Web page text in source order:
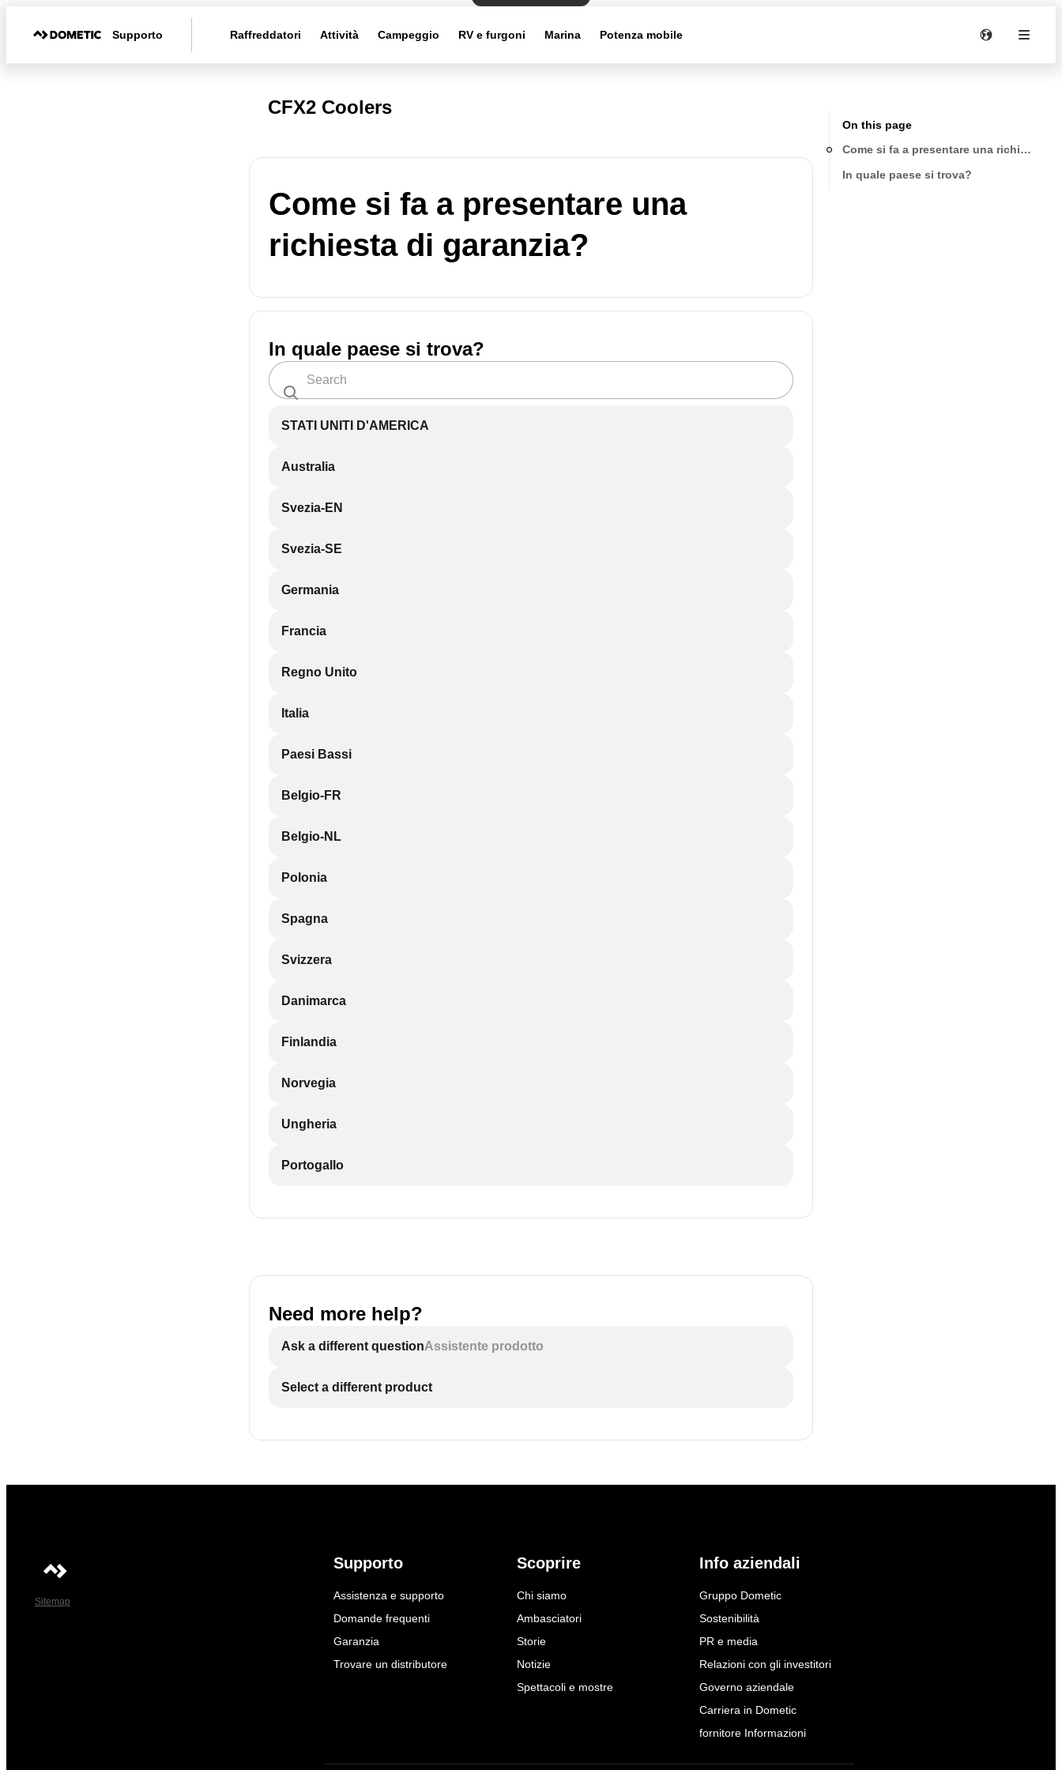
Supporto Raffreddatori Attività Campeggio RV e furgoni Marina Potenza mobile
CFX2 Coolers
Come si fa a presentare una
richiesta di garanzia?
In quale paese si trova?
STATI UNITI D'AMERICA
Australia
Svezia-EN
Svezia-SE
Germania
Francia
Regno Unito
Italia
Paesi Bassi
Belgio-FR
Belgio-NL
Polonia
Spagna
Svizzera
Danimarca
Finlandia
Norvegia
Ungheria
Portogallo
Need more help?
Ask a different questionAssistente prodotto
Select a different product
On this page
Come si fa a presentare una richiesta di
In quale paese si trova?
Sitemap
Supporto
Assistenza e supporto
Domande frequenti
Garanzia
Trovare un distributore
Scoprire
Chi siamo
Ambasciatori
Storie
Notizie
Spettacoli e mostre
Info aziendali
Gruppo Dometic
Sostenibilità
PR e media
Relazioni con gli investitori
Governo aziendale
Carriera in Dometic
fornitore Informazioni